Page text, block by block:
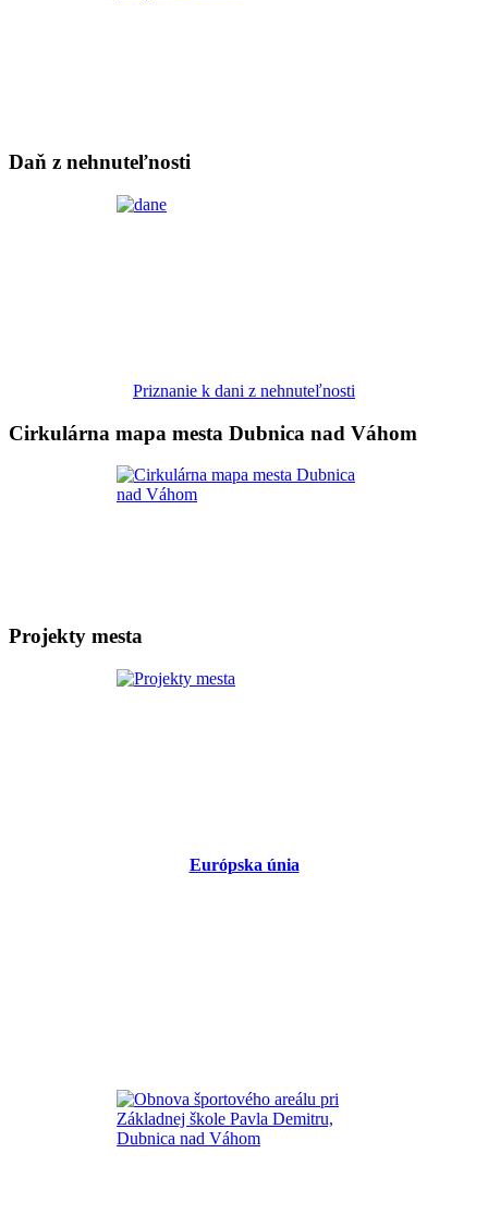
Daň z nehnuteľnosti
Priznanie k dani z nehnuteľnosti
Cirkulárna mapa mesta Dubnica nad Váhom
Projekty mesta
Európska únia